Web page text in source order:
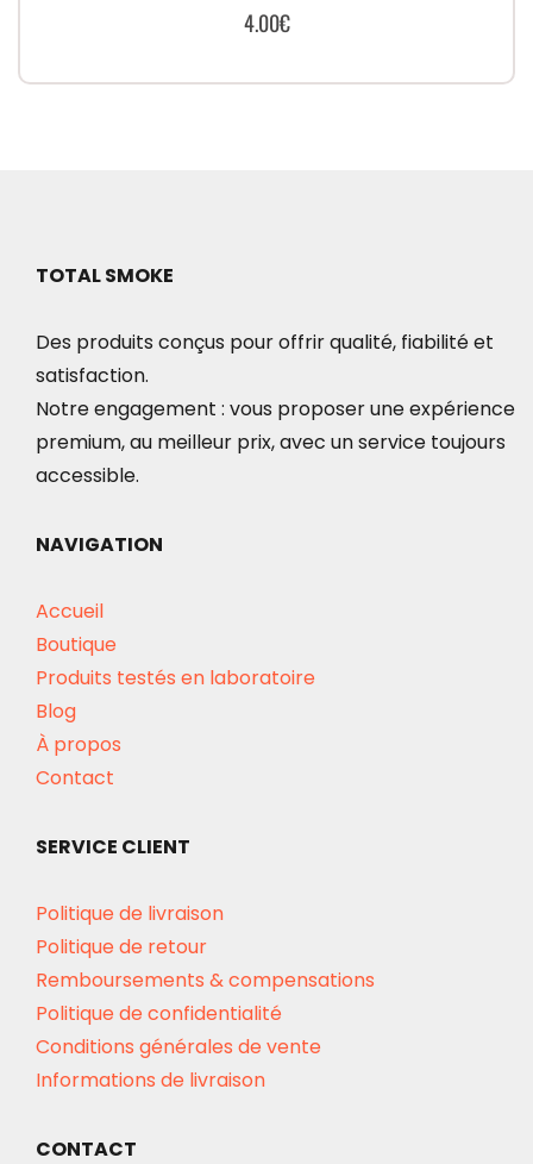
4.00€
TOTAL SMOKE
Des produits conçus pour offrir qualité, fiabilité et
satisfaction.
Notre engagement : vous proposer une expérience
premium, au meilleur prix, avec un service toujours
accessible.
NAVIGATION
Accueil
Boutique
Produits testés en laboratoire
Blog
À propos
Contact
SERVICE CLIENT
Politique de livraison
Politique de retour
Remboursements & compensations
Politique de confidentialité
Conditions générales de vente
Informations de livraison
CONTACT